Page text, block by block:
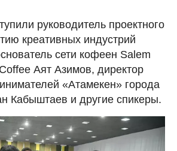
руководитель проектного
креативных индустрий
сети кофеен Salem
Аят Азимов, директор
«Атамекен» города
Кабыштаев и другие спикеры.